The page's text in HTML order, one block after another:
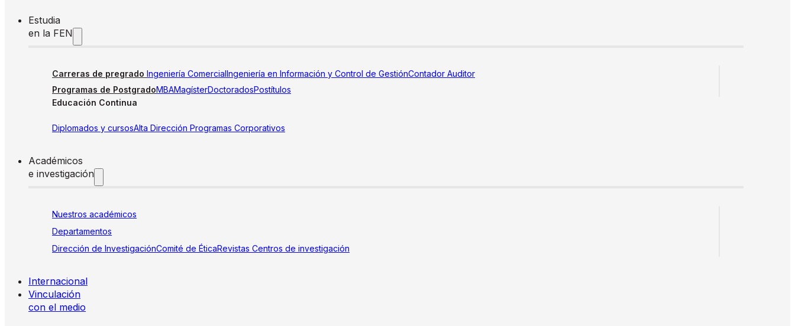
Estudia
en la FEN
Carreras de pregrado Ingeniería ComercialIngeniería en Información y Control de GestiónContador Auditor
Programas de PostgradoMBAMagísterDoctoradosPostítulos
Educación Continua
Diplomados y cursosAlta Dirección Programas Corporativos
Académicos
e investigación
Nuestros académicos
Departamentos
Dirección de InvestigaciónComité de ÉticaRevistas Centros de investigación
Internacional
Vinculación
con el medio